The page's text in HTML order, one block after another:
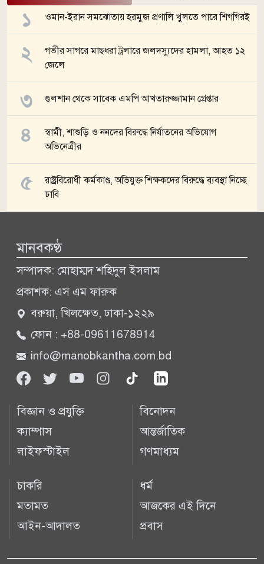
ওমান-ইরান সমঝোতায় হরমুজ প্রণালি খুলতে পারে শিগগিরই
গভীর সাগরে মাছধরা ট্রলারে জলদস্যুদের হামলা, আহত ১২
জেলে
গুলশান থেকে সাবেক এমপি আখতারুজ্জামান গ্রেপ্তার
স্বামী, শাশুড়ি ও ননদের বিরুদ্ধে নির্যাতনের অভিযোগ
অভিনেত্রীর
রাষ্ট্রবিরোধী কর্মকাণ্ড, অভিযুক্ত শিক্ষকদের বিরুদ্ধে ব্যবস্থা নিচ্ছে
ঢাবি
মানবকণ্ঠ
সম্পাদক: মোহাম্মদ শহিদুল ইসলাম
প্রকাশক: এস এম ফারুক
বরুয়া, খিলক্ষেত, ঢাকা-১২২৯
ফোন : +88-09611678914
info@manobkantha.com.bd
বিজ্ঞান ও প্রযুক্তি
ক্যাম্পাস
লাইফস্টাইল
বিনোদন
আন্তর্জাতিক
গণমাধ্যম
চাকরি
মতামত
আইন-আদালত
ধর্ম
আজকের এই দিনে
প্রবাস